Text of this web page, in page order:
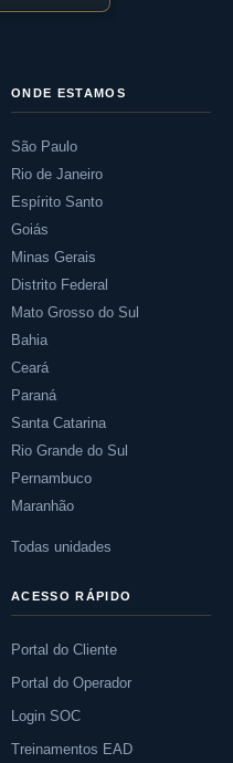
ONDE ESTAMOS
São Paulo
Rio de Janeiro
Espírito Santo
Goiás
Minas Gerais
Distrito Federal
Mato Grosso do Sul
Bahia
Ceará
Paraná
Santa Catarina
Rio Grande do Sul
Pernambuco
Maranhão
Todas unidades
ACESSO RÁPIDO
Portal do Cliente
Portal do Operador
Login SOC
Treinamentos EAD